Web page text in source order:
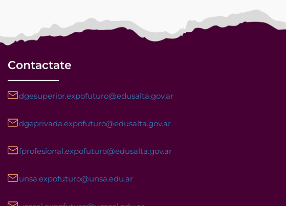
Contactate
dgesuperior.expofuturo@edusalta.gov.ar
dgeprivada.expofuturo@edusalta.gov.ar
fprofesional.expofuturo@edusalta.gov.ar
unsa.expofuturo@unsa.edu.ar